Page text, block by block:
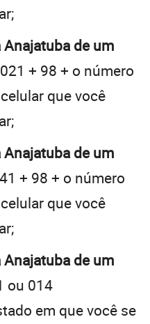
Anajatuba de um
+ 98 + o número
que você
Anajatuba de um
+ 98 + o número
que você
Anajatuba de um
ou 014
em que você se